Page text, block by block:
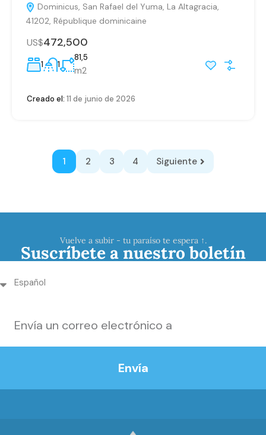
Dominicus, San Rafael del Yuma, La Altagracia,
41202, République dominicaine
US$472,500
1 1
81,5
m2
Creado el: 11 de junio de 2026
1 2 3 4 Siguiente
Vuelve a subir - tu paraíso te espera ↑.
Suscríbete a nuestro boletín
Envía